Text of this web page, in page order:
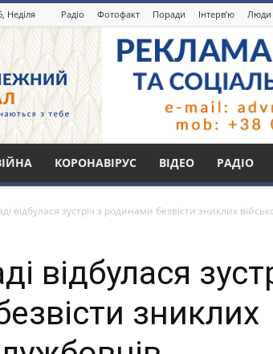
Неділя Радіо Фотофакт Поради Інтерв’ю Люди
КОРОНАВІРУС ВІДЕО РАДІО
відбулася зустріч з родинами безвісти зниклих
відбулася
зниклих